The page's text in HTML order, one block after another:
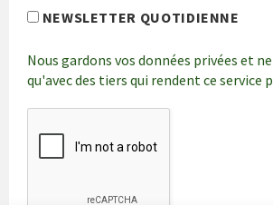
NEWSLETTER QUOTIDIENNE
Nous gardons vos données privées et
qu'avec des tiers qui rendent ce service